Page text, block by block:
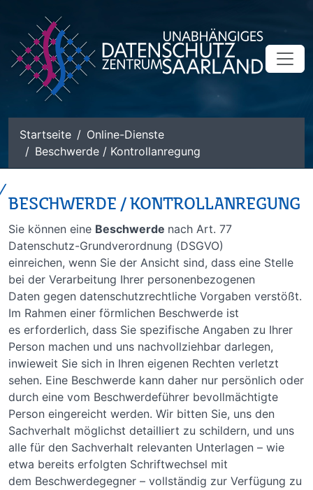
Startseite
Online-Dienste
Beschwerde / Kontrollanregung
BESCHWERDE / KONTROLLANREGUNG
Sie können eine Beschwerde nach Art. 77
Datenschutz-Grundverordnung (DSGVO)
einreichen, wenn Sie der Ansicht sind, dass eine Stelle
bei der Verarbeitung Ihrer personenbezogenen
Daten gegen datenschutzrechtliche Vorgaben verstößt.
Im Rahmen einer förmlichen Beschwerde ist
es erforderlich, dass Sie spezifische Angaben zu Ihrer
Person machen und uns nachvollziehbar darlegen,
inwieweit Sie sich in Ihren eigenen Rechten verletzt
sehen. Eine Beschwerde kann daher nur persönlich oder
durch eine vom Beschwerdeführer bevollmächtigte
Person eingereicht werden. Wir bitten Sie, uns den
Sachverhalt möglichst detailliert zu schildern, und uns
alle für den Sachverhalt relevanten Unterlagen – wie
etwa bereits erfolgten Schriftwechsel mit
dem Beschwerdegegner – vollständig zur Verfügung zu